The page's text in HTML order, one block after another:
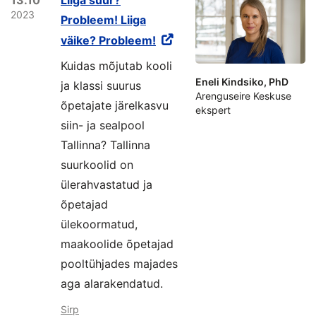
2023
Probleem! Liiga
väike? Probleem!
Kuidas mõjutab kooli
ja klassi suurus
õpetajate järelkasvu
siin- ja sealpool
Tallinna? Tallinna
suurkoolid on
ülerahvastatud ja
õpetajad
ülekoormatud,
maakoolide õpetajad
pooltühjades majades
aga alarakendatud.
Sirp
Eneli Kindsiko, PhD
Arenguseire Keskuse
ekspert